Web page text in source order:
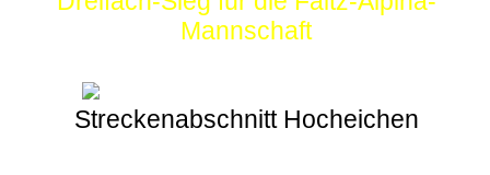
Mannschaft
Streckenabschnitt Hocheichen